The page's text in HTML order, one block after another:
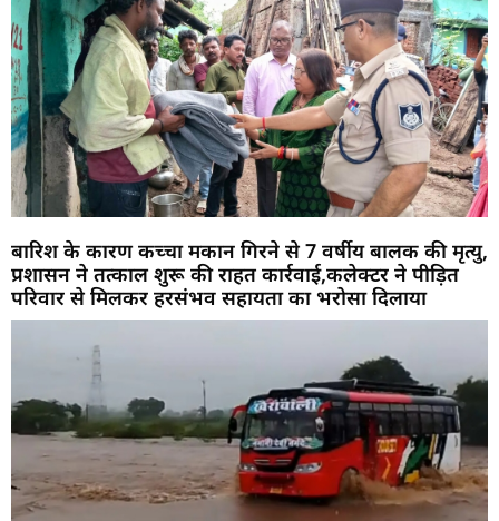
बारिश के कारण कच्चा मकान गिरने से 7 वर्षीय बालक की मृत्यु,
प्रशासन ने तत्काल शुरू की राहत कार्रवाई,कलेक्टर ने पीड़ित
परिवार से मिलकर हरसंभव सहायता का भरोसा दिलाया